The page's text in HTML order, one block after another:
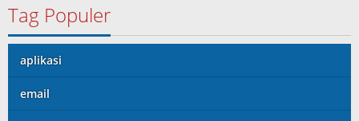
Tag Populer
aplikasi
email